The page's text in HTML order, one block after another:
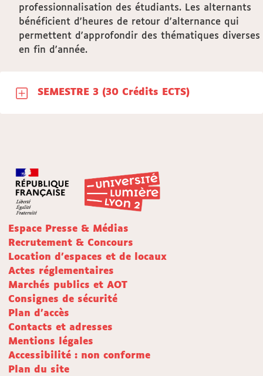
professionnalisation des étudiants. Les alternants
bénéficient d'heures de retour d'alternance qui
permettent d'approfondir des thématiques diverses
en fin d'année.
SEMESTRE 3 (30 Crédits ECTS)
Espace Presse & Médias
Recrutement & Concours
Location d'espaces et de locaux
Actes réglementaires
Marchés publics et AOT
Consignes de sécurité
Plan d'accès
Contacts et adresses
Mentions légales
Accessibilité : non conforme
Plan du site